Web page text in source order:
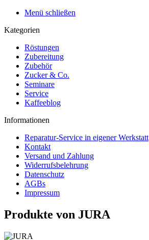
Menü schließen
Kategorien
Röstungen
Zubereitung
Zubehör
Zucker & Co.
Seminare
Service
Kaffeeblog
Informationen
Reparatur-Service in eigener Werkstatt
Kontakt
Versand und Zahlung
Widerrufsbelehrung
Datenschutz
AGBs
Impressum
Produkte von JURA